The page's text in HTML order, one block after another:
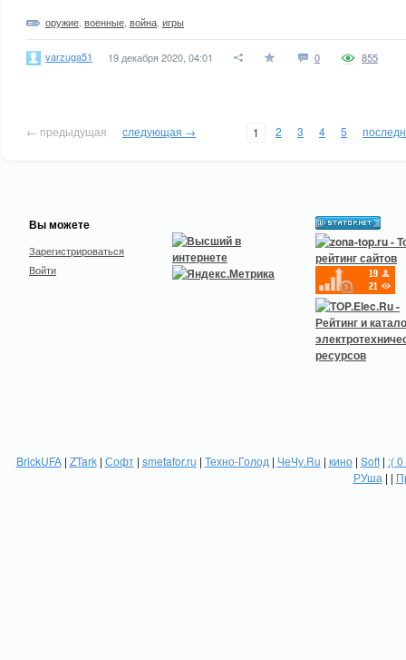
оружие военные война игры
varzuga51 19 декабря 2020, 04:01 0 855
← предыдущая следующая → 1 2 3 4 5
Вы можете
Зарегистрироваться
Войти
BrickUFA| ZTark| Софт| smetafor.ru | Техно-Голод | ЧеЧу.Ru | кино| Soft| :(
РУша | |